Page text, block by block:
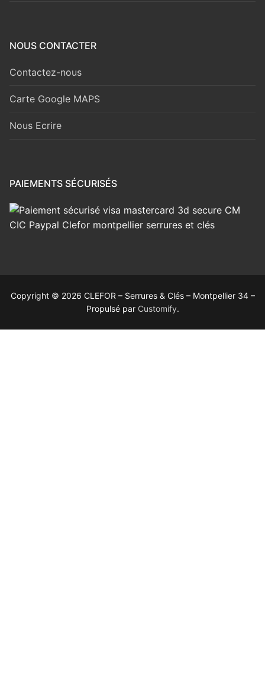
NOUS CONTACTER
Contactez-nous
Carte Google MAPS
Nous Ecrire
PAIEMENTS SÉCURISÉS
Copyright © 2026 CLEFOR – Serrures & Clés – Montpellier 34 –
Propulsé par Customify.